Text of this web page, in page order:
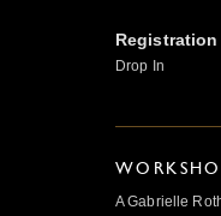
Drop In
A Gabrielle